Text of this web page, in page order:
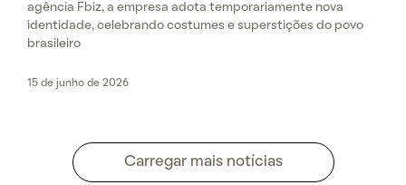
agência Fbiz, a empresa adota temporariamente nova
identidade, celebrando costumes e superstições do povo
brasileiro
15 de junho de 2026
Carregar mais notícias